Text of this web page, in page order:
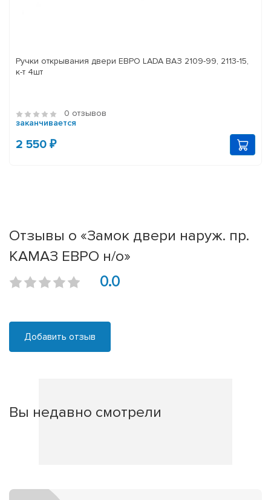
Ручки открывания двери ЕВРО LADA ВАЗ 2109-99, 2113-15,
к-т 4шт
0 отзывов
заканчивается
2 550 ₽
Отзывы о «Замок двери наруж. пр.
КАМАЗ ЕВРО н/о»
0.0
Добавить отзыв
Вы недавно смотрели